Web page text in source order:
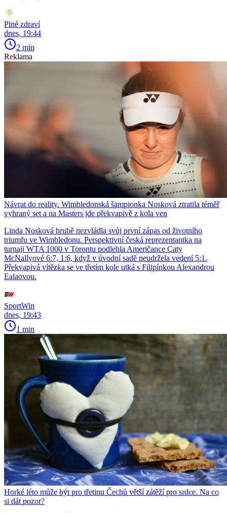
Plné zdraví
dnes, 19:44
2 min
Reklama
Návrat do reality. Wimbledonská šampionka Nosková ztratila téměř
vyhraný set a na Masters jde překvapivě z kola ven
Linda Nosková hrubě nezvládla svůj první zápas od životního
triumfu ve Wimbledonu. Perspektivní česká reprezentantka na
turnaji WTA 1000 v Torontu podlehla Američance Caty
McNallyové 6:7, 1:6, když v úvodní sadě neudržela vedení 5:1.
Překvapivá vítězka se ve třetím kole utká s Filipínkou Alexandrou
Ealaovou.
SportWin
dnes, 19:43
1 min
Horké léto může být pro třetinu Čechů větší zátěží pro srdce. Na co
si dát pozor?